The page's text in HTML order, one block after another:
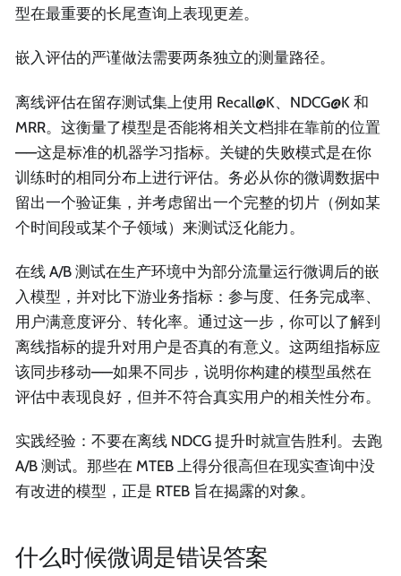
型在最重要的长尾查询上表现更差。
嵌入评估的严谨做法需要两条独立的测量路径。
离线评估在留存测试集上使用 Recall@K、NDCG@K 和
MRR。这衡量了模型是否能将相关文档排在靠前的位置
——这是标准的机器学习指标。关键的失败模式是在你
训练时的相同分布上进行评估。务必从你的微调数据中
留出一个验证集，并考虑留出一个完整的切片（例如某
个时间段或某个子领域）来测试泛化能力。
在线 A/B 测试在生产环境中为部分流量运行微调后的嵌
入模型，并对比下游业务指标：参与度、任务完成率、
用户满意度评分、转化率。通过这一步，你可以了解到
离线指标的提升对用户是否真的有意义。这两组指标应
该同步移动——如果不同步，说明你构建的模型虽然在
评估中表现良好，但并不符合真实用户的相关性分布。
实践经验：不要在离线 NDCG 提升时就宣告胜利。去跑
A/B 测试。那些在 MTEB 上得分很高但在现实查询中没
有改进的模型，正是 RTEB 旨在揭露的对象。
什么时候微调是错误答案